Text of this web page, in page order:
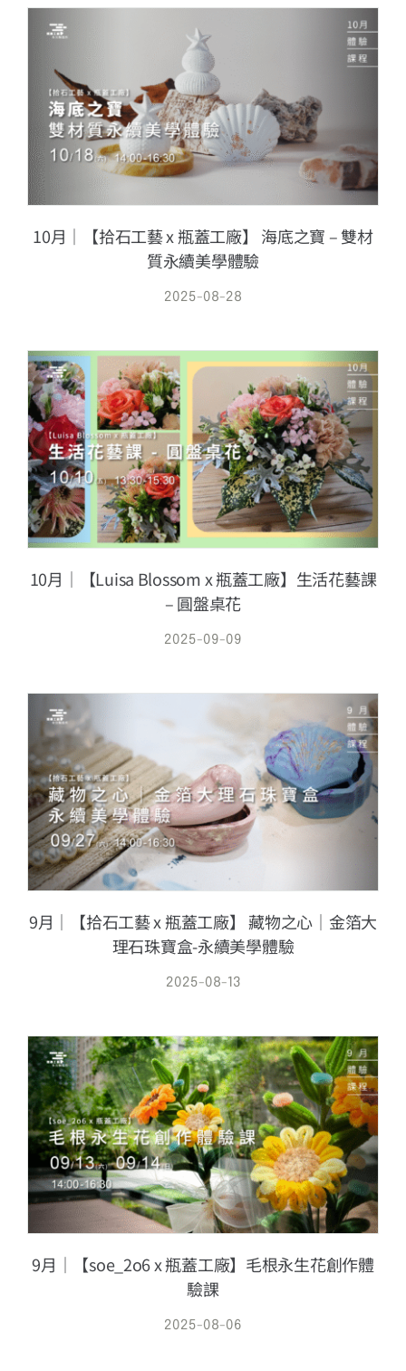
10月｜【拾石工藝 x 瓶蓋工廠】 海底之寶 – 雙材
質永續美學體驗
2025-08-28
10月｜【Luisa Blossom x 瓶蓋工廠】生活花藝課
– 圓盤桌花
2025-09-09
9月｜【拾石工藝 x 瓶蓋工廠】 藏物之心｜金箔大
理石珠寶盒-永續美學體驗
2025-08-13
9月｜【soe_2o6 x 瓶蓋工廠】毛根永生花創作體
驗課
2025-08-06